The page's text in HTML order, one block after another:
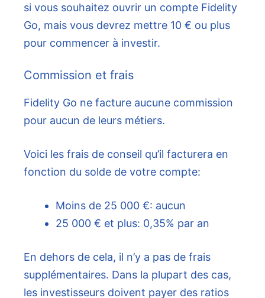
si vous souhaitez ouvrir un compte Fidelity
Go, mais vous devrez mettre 10 € ou plus
pour commencer à investir.
Commission et frais
Fidelity Go ne facture aucune commission
pour aucun de leurs métiers.
Voici les frais de conseil qu’il facturera en
fonction du solde de votre compte:
Moins de 25 000 €: aucun
25 000 € et plus: 0,35% par an
En dehors de cela, il n’y a pas de frais
supplémentaires. Dans la plupart des cas,
les investisseurs doivent payer des ratios